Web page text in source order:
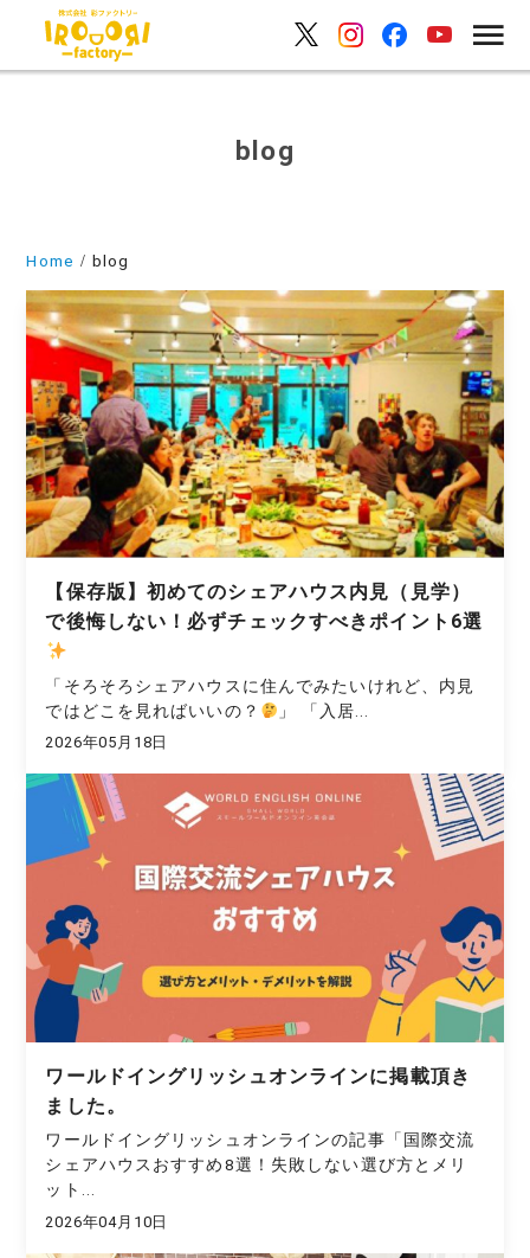
blog
Home blog
【保存版】初めてのシェアハウス内見（見学）
で後悔しない！必ずチェックすべきポイント6選
「そろそろシェアハウスに住んでみたいけれど、内見
ではどこを見ればいいの？
」 「入居...
2026年05月18日
ワールドイングリッシュオンラインに掲載頂き
ました。
ワールドイングリッシュオンラインの記事「国際交流
シェアハウスおすすめ8選！失敗しない選び方とメリ
ット...
2026年04月10日